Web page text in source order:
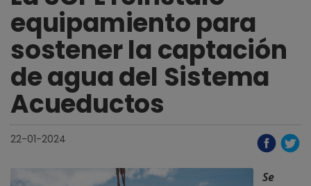
equipamiento para
sostener la captación
de agua del Sistema
Acueductos
22-01-2024
Se